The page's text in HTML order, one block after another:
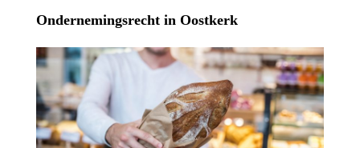
Ondernemingsrecht in Oostkerk